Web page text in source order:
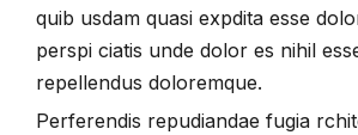
quib usdam quasi expdita esse
perspi ciatis unde dolor es nihil
repellendus doloremque.
Perferendis repudiandae fugia